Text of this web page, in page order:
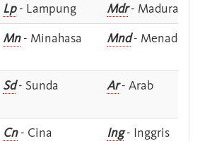
Lp- Lampung Mdr- Madura
Mn- Minahasa Mnd- Menado
Sd- Sunda Ar- Arab
Cn- Cina Ing- Inggris